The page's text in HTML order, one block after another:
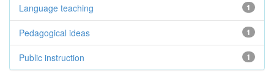
1
Language teaching
1
Pedagogical ideas
1
Public instruction